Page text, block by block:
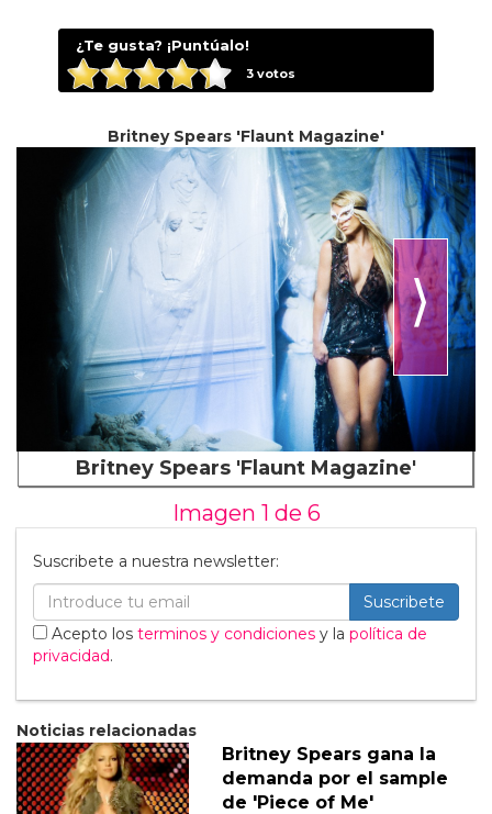
¿Te gusta? ¡Puntúalo!
3votos
Britney Spears 'Flaunt Magazine'
⟩
Britney Spears 'Flaunt Magazine'
Imagen 1 de 6
Suscribete a nuestra newsletter:
Suscribete
Acepto los terminos y condiciones y la política de
privacidad.
Noticias relacionadas
Britney Spears gana la
demanda por el sample
de 'Piece of Me'